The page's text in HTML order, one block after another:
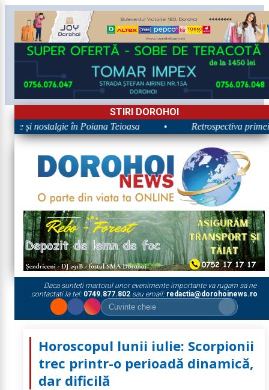
STIRI DOROHOI
Zilele Nordului 2026: Energie și nostalgie în Poiana Teioasa
Daca sunteti martorul unor evenimente importante va rugam sa ne
contactati la tel: 0749.877.802sau email: redactia@dorohoinews.ro
Horoscopul lunii iulie: Scorpionii
trec printr-o perioadă dinamică,
dar dificilă